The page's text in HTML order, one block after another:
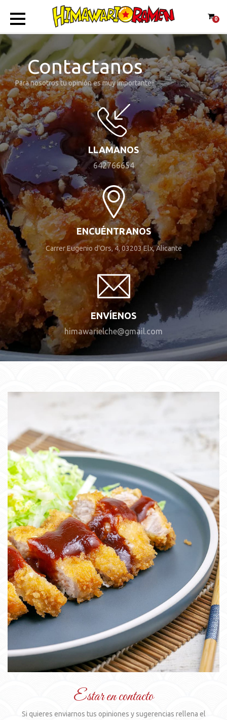
0
Contactanos
Para nosotros tu opinión es muy importante!!
LLAMANOS
642766654
ENCUÉNTRANOS
Carrer Eugenio d'Ors, 4, 03203 Elx, Alicante
ENVÍENOS
himawarielche@gmail.com
Estar en contacto
Si quieres enviarnos tus opiniones y sugerencias rellena el